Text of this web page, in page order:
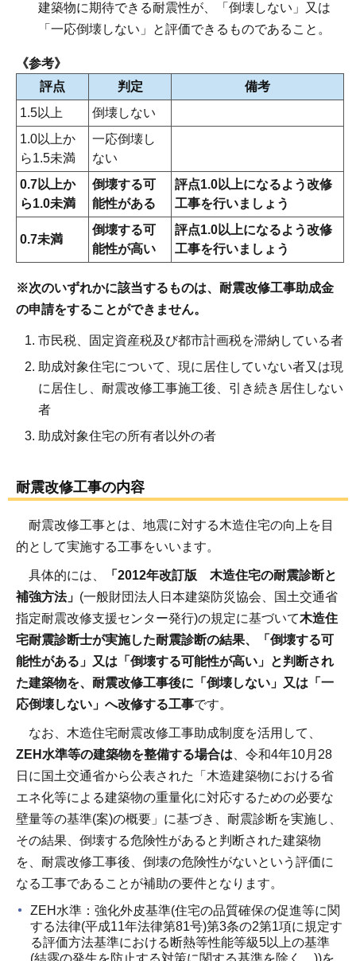
建築物に期待できる耐震性が、「倒壊しない」又は
「一応倒壊しない」と評価できるものであること。
《参考》
評点
判定
備考
1.5以上
倒壊しない
1.0以上か
ら1.5未満
一応倒壊し
ない
0.7以上か
ら1.0未満
倒壊する可
能性がある
評点1.0以上になるよう改修
工事を行いましょう
0.7未満
倒壊する可
能性が高い
評点1.0以上になるよう改修
工事を行いましょう
※次のいずれかに該当するものは、耐震改修工事助成金
の申請をすることができません。
市民税、固定資産税及び都市計画税を滞納している者
助成対象住宅について、現に居住していない者又は現
に居住し、耐震改修工事施工後、引き続き居住しない
者
助成対象住宅の所有者以外の者
耐震改修工事の内容
耐震改修工事とは、地震に対する木造住宅の向上を目
的として実施する工事をいいます。
具体的には、
「2012年改訂版 木造住宅の耐震診断と
補強方法」 (一般財団法人日本建築防災協会、国土交通省
指定耐震改修支援センター発行)の規定に基づいて木造住
宅耐震診断士が実施した耐震診断の結果、「倒壊する可
能性がある」又は「倒壊する可能性が高い」と判断され
た建築物を、耐震改修工事後に「倒壊しない」又は「一
応倒壊しない」へ改修する工事です。
なお、木造住宅耐震改修工事助成制度を活用して、
ZEH水準等の建築物を整備する場合は 、令和4年10月28
日に国土交通省から公表された「木造建築物における省
エネ化等による建築物の重量化に対応するための必要な
壁量等の基準(案)の概要」に基づき、耐震診断を実施し、
その結果、倒壊する危険性があると判断された建築物
を、耐震改修工事後、倒壊の危険性がないという評価に
なる工事であることが補助の要件となります。
ZEH水準：強化外皮基準(住宅の品質確保の促進等に関
する法律(平成11年法律第81号)第3条の2第1項に規定す
る評価方法基準における断熱等性能等級5以上の基準